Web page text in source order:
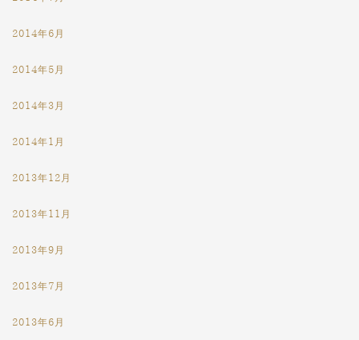
2014年6月
2014年5月
2014年3月
2014年1月
2013年12月
2013年11月
2013年9月
2013年7月
2013年6月